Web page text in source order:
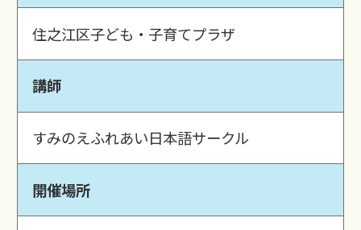
住之江区子ども・子育てプラザ
講師
すみのえふれあい日本語サークル
開催場所